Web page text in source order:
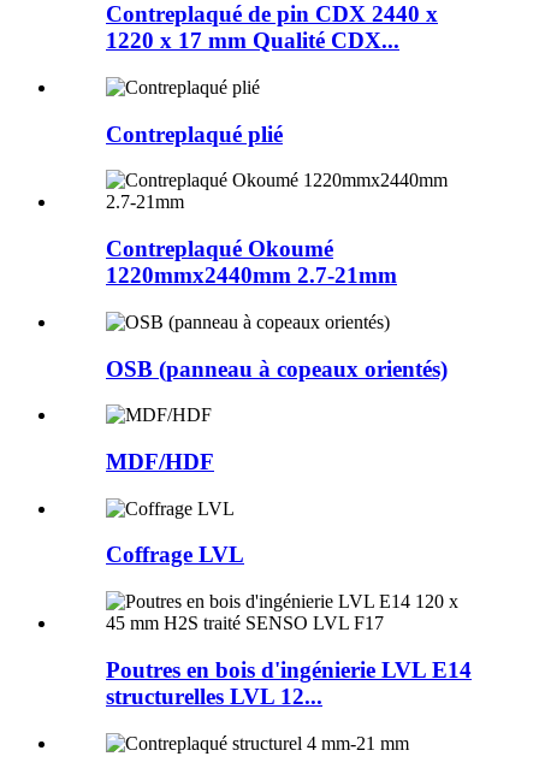
Contreplaqué de pin CDX 2440 x
1220 x 17 mm Qualité CDX...
Contreplaqué plié
Contreplaqué Okoumé
1220mmx2440mm 2.7-21mm
OSB (panneau à copeaux orientés)
MDF/HDF
Coffrage LVL
Poutres en bois d'ingénierie LVL E14
structurelles LVL 12...